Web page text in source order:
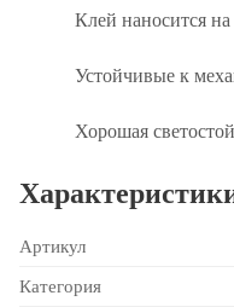
Артикул
Категория
Клей наносится на
Устойчивые к
Хорошая